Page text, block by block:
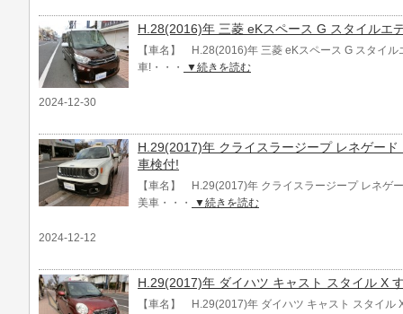
H.28(2016)年 三菱 eKスペース G スタイルエ
【車名】 H.28(2016)年 三菱 eKスペース G スタイ
車!・・・
▼続きを読む
2024-12-30
H.29(2017)年 クライスラージープ レネゲー
車検付!
【車名】 H.29(2017)年 クライスラージープ レネゲ
美車・・・
▼続きを読む
2024-12-12
H.29(2017)年 ダイハツ キャスト スタイル X
【車名】 H.29(2017)年 ダイハツ キャスト スタイル